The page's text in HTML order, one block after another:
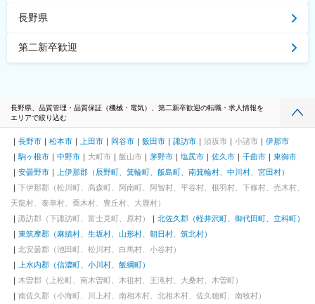
長野県
第二新卒歓迎
長野県、品質管理・品質保証（機械・電気）、第二新卒歓迎の転職・求人情報を
エリアで絞り込む
長野市 松本市 上田市 岡谷市 飯田市 諏訪市 須坂市 小諸市
伊那市
駒ヶ根市
中野市 大町市 飯山市 茅野市 塩尻市 佐久市 千曲市
東御市
安曇野市
上伊那郡（辰野町、箕輪町、飯島町、南箕輪村、中川村、宮田村）
下伊那郡（松川町、高森町、阿南町、阿智村、平谷村、根羽村、下條村、売木村、
天龍村、泰阜村、喬木村、豊丘村、大鹿村）
諏訪郡（下諏訪町、富士見町、原村）
北佐久郡（軽井沢町、御代田町、立科町）
東筑摩郡（麻績村、生坂村、山形村、朝日村、筑北村）
北安曇郡（池田町、松川村、白馬村、小谷村）
上水内郡（信濃町、小川村、飯綱町）
木曽郡（上松町、南木曽町、木祖村、王滝村、大桑村、木曽町）
南佐久郡（小海町、川上村、南相木村、北相木村、佐久穂町、南牧村）